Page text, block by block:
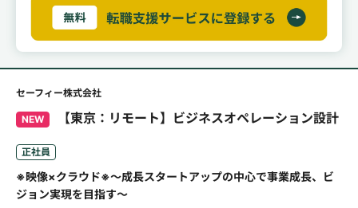
セーフィー株式会社
NEW 【東京：リモート】ビジネスオペレーション設計
正社員
※映像×クラウド※～成長スタートアップの中心で事業成長、ビ
ジョン実現を目指す～